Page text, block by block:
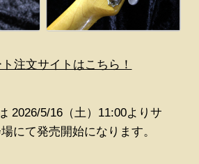
注文サイトはこちら！
2026/5/16（土）11:00よりサ
にて発売開始になります。